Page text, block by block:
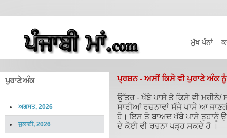
ਮੁੱਖ ਪੰਨਾਂ
ਪੁਰਾਣੇ ਅੰਕ
ਅਗਸਤ, 2026
ਜੁਲਾਈ, 2026
ਪ੍ਰਸ਼ਨ - ਅਸੀਂ ਕਿਸੇ ਵੀ ਪੁਰਾਣੇ ਅੰਕ
ਉੱਤਰ - ਖੱਬੇ ਪਾਸੇ ਤੋ ਕਿਸੇ ਵੀ
ਸਾਰੀਆਂ ਰਚਨਾਵਾਂ ਸੱਜੇ ਪਾਸੇ ਆ
ਹੋ। ਇਸ ਤੋ ਬਾਅਦ ਖੱਬੇ ਪਾਸੇ ਤੁਹਾਨੂੰ
ਦੇ ਕੋਈ ਵੀ ਰਚਨਾ ਪੜ੍ਹ ਸਕਦੇ ਹੋ ।